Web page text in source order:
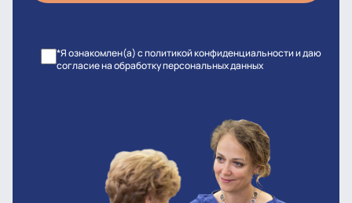
*Я ознакомлен(а) с политикой конфиденциальности и даю
согласие на обработку персональных данных